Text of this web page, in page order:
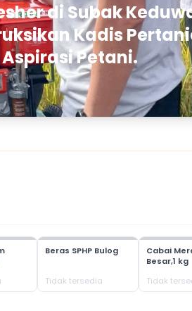
di Subak
Kadis
Petani.
Beras SPHP Bulog
Tidak tersedia
Cabai
Besar,1 kg
Tidak